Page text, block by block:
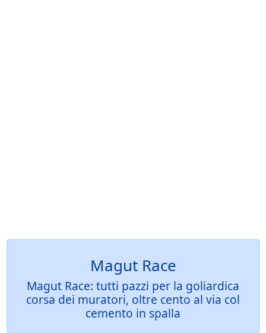
Magut Race
Magut Race: tutti pazzi per la goliardica
corsa dei muratori, oltre cento al via col
cemento in spalla